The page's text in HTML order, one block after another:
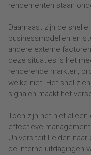
rendementen staan
Daarnaast zijn de
businessmodellen en
andere externe
deze situaties is het
renderende markten,
welke niet. Het snel
signalen maakt het
Toch zijn het niet
effectieve
Universiteit Leiden
de interne uitdagingen